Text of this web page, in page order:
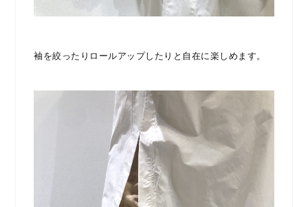
袖を絞ったりロールアップしたりと自在に楽しめます。